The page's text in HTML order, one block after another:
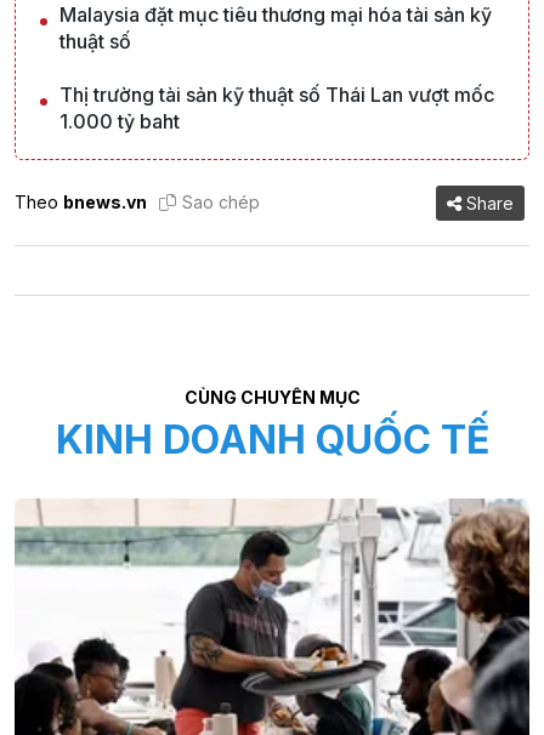
Malaysia đặt mục tiêu thương mại hóa tài sản kỹ
thuật số
Thị trường tài sản kỹ thuật số Thái Lan vượt mốc
1.000 tỷ baht
Theo bnews.vn Sao chép Share
CÙNG CHUYÊN MỤC
KINH DOANH QUỐC TẾ